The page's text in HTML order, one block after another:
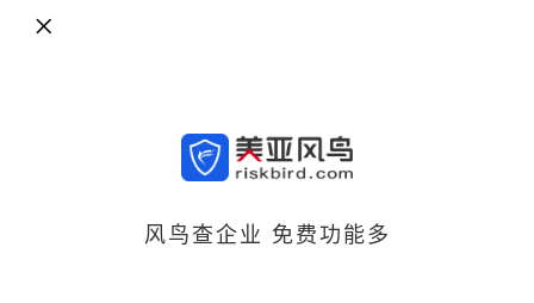
风鸟查企业 免费功能多